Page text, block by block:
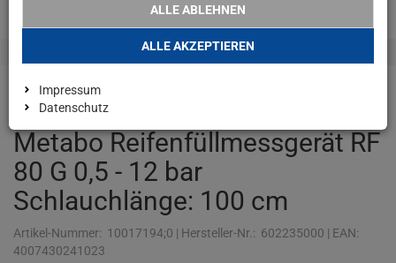
Metabo Reifenfüllmessgerät RF
80 G 0,5 - 12 bar
Schlauchlänge: 100 cm
Artikel-Nummer: 10017194;0 | Hersteller-Nr.: 602235000 | EAN:
4007430241023
ALLE ABLEHNEN
ALLE AKZEPTIEREN
Impressum
Datenschutz